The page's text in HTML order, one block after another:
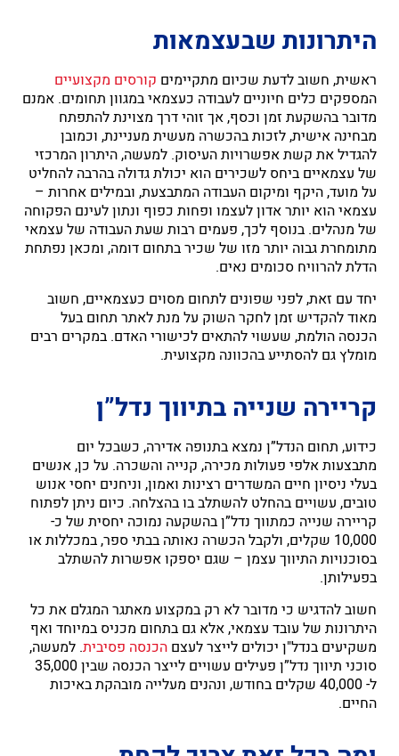
היתרונות שבעצמאות
ראשית, חשוב לדעת שכיום מתקיימים קורסים מקצועיים
המספקים כלים חיוניים לעבודה כעצמאי במגוון תחומים. אמנם
מדובר בהשקעת זמן וכסף, אך זוהי דרך מצוינת להתפתח
מבחינה אישית, לזכות בהכשרה מעשית מעניינת, וכמובן
להגדיל את קשת אפשרויות העיסוק. למעשה, היתרון המרכזי
של עצמאיים ביחס לשכירים הוא יכולת גדולה בהרבה להחליט
על מועד, היקף ומיקום העבודה המתבצעת, ובמילים אחרות –
עצמאי הוא יותר אדון לעצמו ופחות כפוף ונתון לעינם הפקוחה
של מנהלים. בנוסף לכך, פעמים רבות שעת העבודה של עצמאי
מתומחרת גבוה יותר מזו של שכיר בתחום דומה, ומכאן נפתחת
הדלת להרוויח סכומים נאים.
יחד עם זאת, לפני שפונים לתחום מסוים כעצמאיים, חשוב
מאוד להקדיש זמן לחקר השוק על מנת לאתר תחום בעל
הכנסה הולמת, שעשוי להתאים לכישורי האדם. במקרים רבים
מומלץ גם להסתייע בהכוונה מקצועית.
קריירה שנייה בתיווך נדל”ן
כידוע, תחום הנדל”ן נמצא בתנופה אדירה, כשבכל יום
מתבצעות אלפי פעולות מכירה, קנייה והשכרה. על כן, אנשים
בעלי ניסיון חיים המשדרים רצינות ואמון, וניחנים יחסי אנוש
טובים, עשויים בהחלט להשתלב בו בהצלחה. כיום ניתן לפתוח
קריירה שנייה כמתווך נדל”ן בהשקעה נמוכה יחסית של כ-
10,000 שקלים, ולקבל הכשרה נאותה בבתי ספר, במכללות או
בסוכנויות התיווך עצמן – שגם יספקו אפשרות להשתלב
בפעילותן.
חשוב להדגיש כי מדובר לא רק במקצוע מאתגר המגלם את כל
היתרונות של עובד עצמאי, אלא גם בתחום מכניס במיוחד ואף
משקיעים בנדל"ן יכולים לייצר לעצם הכנסה פסיבית. למעשה,
סוכני תיווך נדל”ן פעילים עשויים לייצר הכנסה שבין 35,000
ל- 40,000 שקלים בחודש, ונהנים מעלייה מובהקת באיכות
החיים.